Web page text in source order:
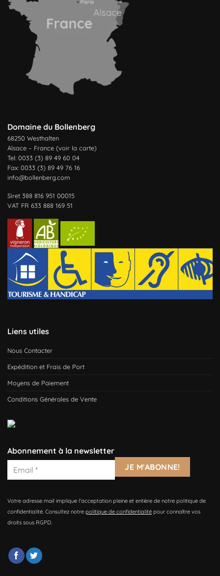
Domaine du Bollenberg
68250 Westhalten
Alsace – France (voir la carte)
Tel: 0033 (3) 89 49 60 04
Fax: 0033 (3) 89 49 76 16
info@bollenberg.com
Siret 388 816 951 00015
VAT FR 633 888 169 51
Liens utiles
Nous Contacter
Expédition et Frais de Port
Moyens de Paiement
Conditions Générales de Vente
Abonnement à la newsletter
Votre adresse mail implique l'acceptation pleine et entière de notre politique de
confidentialité. Consultez notre politique de confidentialité pour connaître vos
droits sous RGPD.